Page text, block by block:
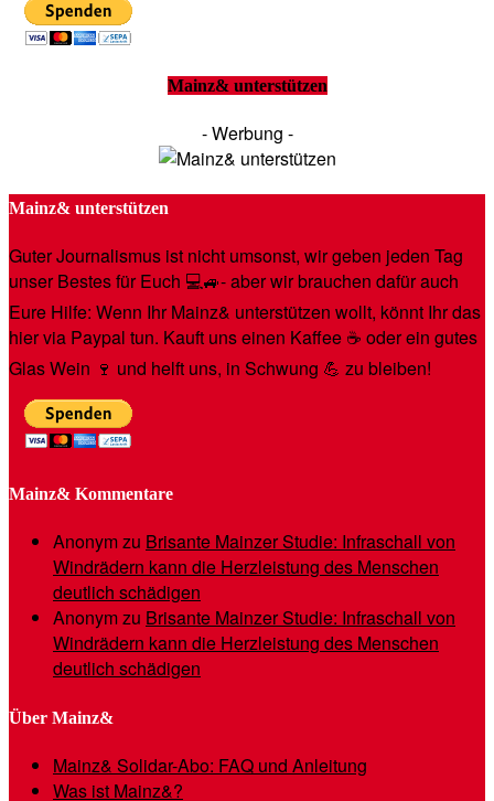
Mainz& unterstützen
- Werbung -
Mainz& unterstützen
Guter Journalismus ist nicht umsonst, wir geben jeden Tag
unser Bestes für Euch 💻🚙- aber wir brauchen dafür auch
Eure Hilfe: Wenn Ihr Mainz& unterstützen wollt, könnt Ihr das
hier via Paypal tun. Kauft uns einen Kaffee ☕️ oder ein gutes
Glas Wein 🍷 und helft uns, in Schwung 💪 zu bleiben!
Mainz& Kommentare
Anonymzu Brisante Mainzer Studie: Infraschall von
Windrädern kann die Herzleistung des Menschen
deutlich schädigen
Anonymzu Brisante Mainzer Studie: Infraschall von
Windrädern kann die Herzleistung des Menschen
deutlich schädigen
Über Mainz&
Mainz& Solidar-Abo: FAQ und Anleitung
Was ist Mainz&?